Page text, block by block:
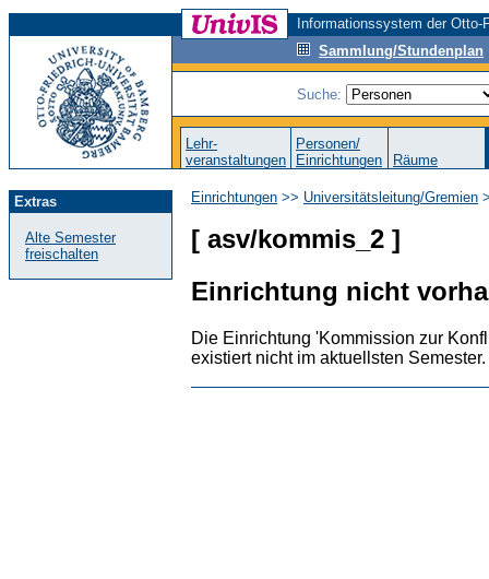
Informationssystem der
Sammlung/Stundenplan
Suche:
Lehr-
veranstaltungen
Personen/
Einrichtungen
Räume
Extras
Alte Semester
freischalten
Einrichtungen >> Universitätsleitung/Gremien
[ asv/kommis_2 ]
Einrichtung nicht
Die Einrichtung 'Kommission zur
existiert nicht im aktuellsten Semester.